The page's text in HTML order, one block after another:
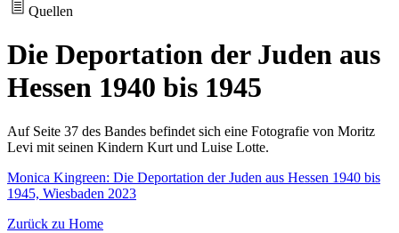
Quellen
Die Deportation der Juden aus
Hessen 1940 bis 1945
Auf Seite 37 des Bandes befindet sich eine Fotografie von Moritz
Levi mit seinen Kindern Kurt und Luise Lotte.
Monica Kingreen: Die Deportation der Juden aus Hessen 1940 bis
1945, Wiesbaden 2023
Zurück zu Home